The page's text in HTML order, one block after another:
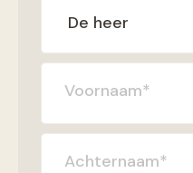
Voornaam*
Achternaam*